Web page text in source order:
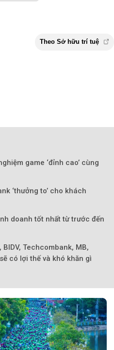
game ‘đỉnh cao’ cùng
‘thưởng to’ cho khách
doanh tốt nhất từ trước đến
Techcombank, MB,
có lợi thế và khó khăn gì